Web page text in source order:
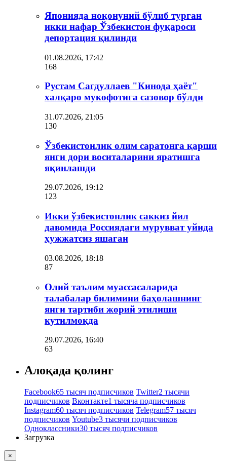
Японияда ноқонуний бўлиб турган
икки нафар Ўзбекистон фуқароси
депортация қилинди
01.08.2026, 17:42
168
Рустам Сагдуллаев "Кинода ҳаёт"
халқаро мукофотига сазовор бўлди
31.07.2026, 21:05
130
Ўзбекистонлик олим саратонга қарши
янги дори воситаларини яратишга
яқинлашди
29.07.2026, 19:12
123
Икки ўзбекистонлик саккиз йил
давомида Россиядаги мурувват уйида
ҳужжатсиз яшаган
03.08.2026, 18:18
87
Олий таълим муассасаларида
талабалар билимини баҳолашнинг
янги тартиби жорий этилиши
кутилмоқда
29.07.2026, 16:40
63
Алоқада қолинг
Facebook65 тысяч подписчиков Twitter2 тысячи
подписчиков Вконтакте1 тысяча подписчиков
Instagram60 тысяч подписчиков Telegram57 тысяч
подписчиков Youtube3 тысячи подписчиков
Одноклассники30 тысяч подписчиков
Загрузка
×